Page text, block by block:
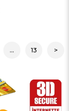
... 13 >